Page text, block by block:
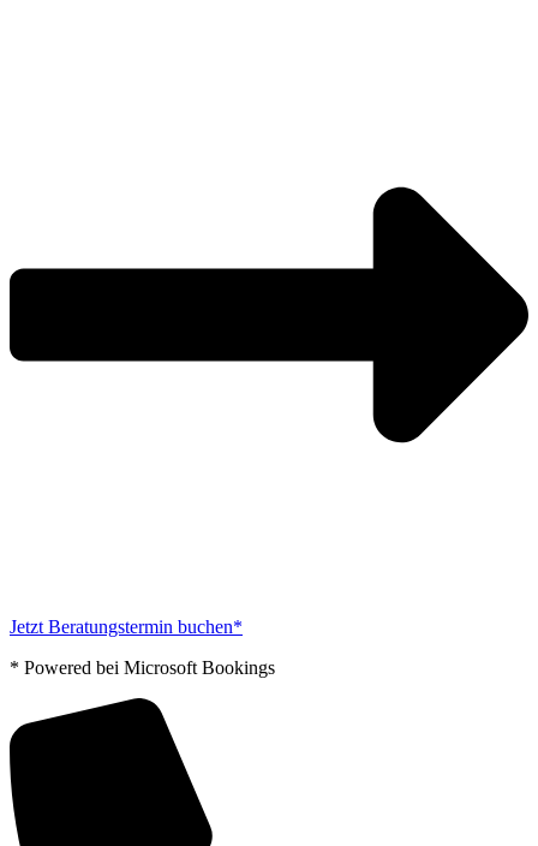
Jetzt Beratungstermin buchen*
* Powered bei Microsoft Bookings